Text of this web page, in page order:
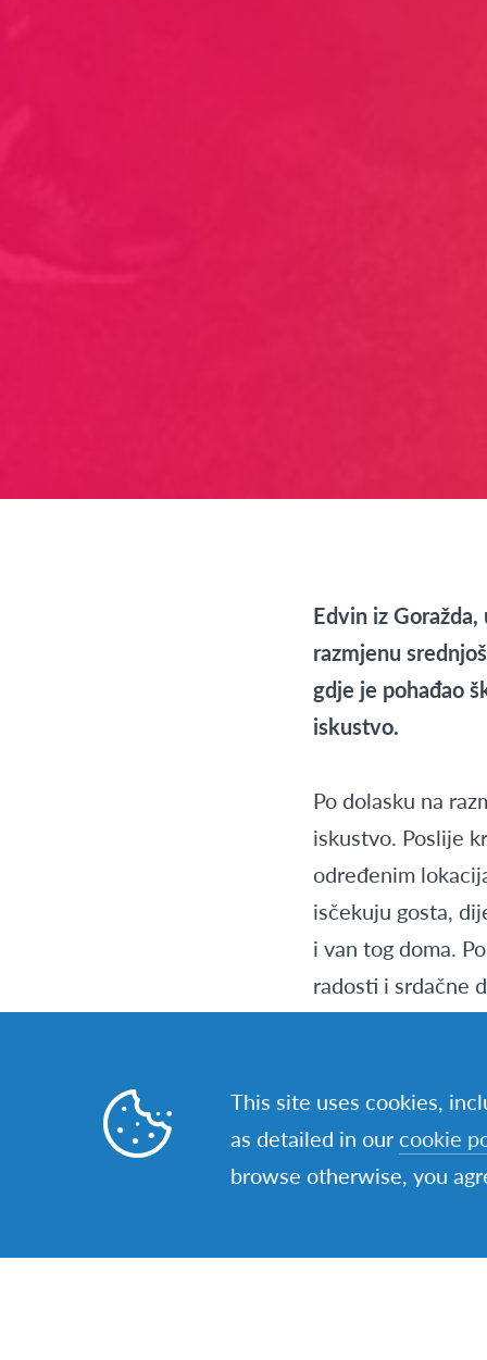
Edvin iz
razmjenu
gdje je pohađao
iskustvo.
Po dolasku na
iskustvo. Poslije
određenim
isčekuju gosta,
i van tog doma.
radosti i srdačne
učenika. Ja sam
iskren i reći da je
svaki početak je
cilj i što sam
This site uses cookies,
as detailed in ourcookie
browse otherwise, you